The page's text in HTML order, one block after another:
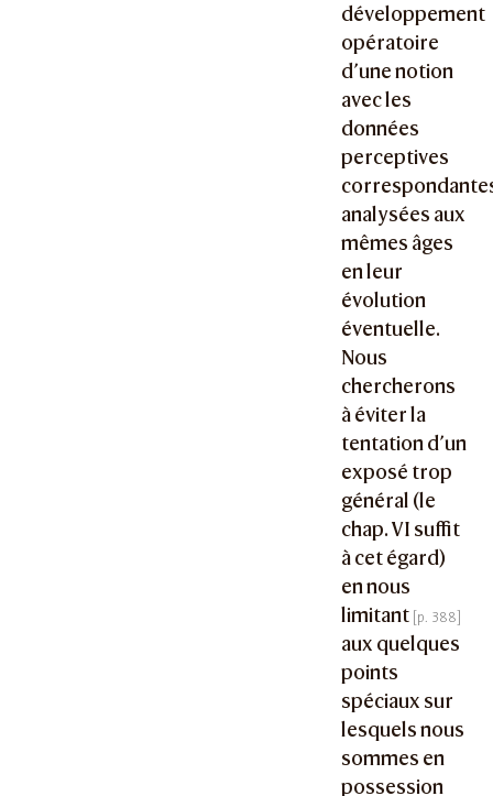
développement
opératoire
d’une notion
avec les
données
perceptives
analysées aux
mêmes âges
en leur
évolution
éventuelle.
Nous
chercherons
à éviter la
tentation d’un
exposé trop
général (le
chap. VI suffit
à cet égard)
en nous
limitant
aux quelques
points
spéciaux sur
lesquels nous
sommes en
possession